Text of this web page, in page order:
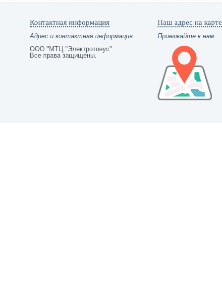
Контактная информация
Адрес и контактная информация
ООО "МТЦ "Электротонус"
Все права защищены.
Наш адрес на карте
Приезжайте к нам .